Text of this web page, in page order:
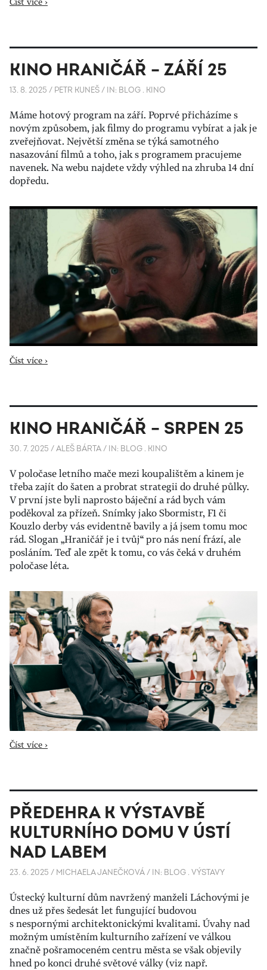
KINO HRANIČÁŘ – ZÁŘÍ 25
13. 8. 2025 / PETR KUNEŠ/ IN: BLOG . KINO
Máme hotový program na září. Poprvé přicházíme s
novým způsobem, jak filmy do programu vybírat a jak je
zveřejňovat. Největší změna se týká samotného
nasazování filmů a toho, jak s programem pracujeme
navenek. Na webu najdete vždy výhled na zhruba 14 dní
dopředu.
Číst více ›
KINO HRANIČÁŘ – SRPEN 25
30. 7. 2025 /ALEŠ BÁRTA/ IN: BLOG . KINO
V poločase letního mače mezi koupalištěm a kinem je
třeba zajít do šaten a probrat strategii do druhé půlky.
V první jste byli naprosto báječní a rád bych vám
poděkoval za přízeň. Snímky jako Sbormistr, F1 či
Kouzlo derby vás evidentně bavily a já jsem tomu moc
rád. Slogan „Hraničář je i tvůj“ pro nás není frází, ale
posláním. Teď ale zpět k tomu, co vás čeká v druhém
poločase léta.
Číst více ›
PŘEDEHRA K VÝSTAVBĚ
KULTURNÍHO DOMU V ÚSTÍ
NAD LABEM
23. 6. 2025 / MICHAELA JANEČKOVÁ/ IN: BLOG . VÝSTAVY
Ústecký kulturní dům navržený manželi Láchovými je
dnes už přes šedesát let fungující budovou
s nespornými architektonickými kvalitami. Úvahy nad
možným umístěním kulturního zařízení ve válkou
značně pošramoceném centru města se však objevily
hned po konci druhé světové války (viz např.